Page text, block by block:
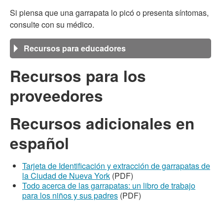
Si piensa que una garrapata lo picó o presenta síntomas,
consulte con su médico.
Recursos para educadores
Recursos para los
proveedores
Recursos adicionales en
español
Tarjeta de Identificación y extracción de garrapatas de
la Ciudad de Nueva York (PDF)
Todo acerca de las garrapatas: un libro de trabajo
para los niños y sus padres (PDF)